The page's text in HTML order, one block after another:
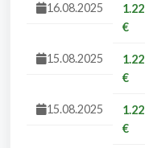
16.08.2025
1.22
€
15.08.2025
1.22
€
15.08.2025
1.22
€